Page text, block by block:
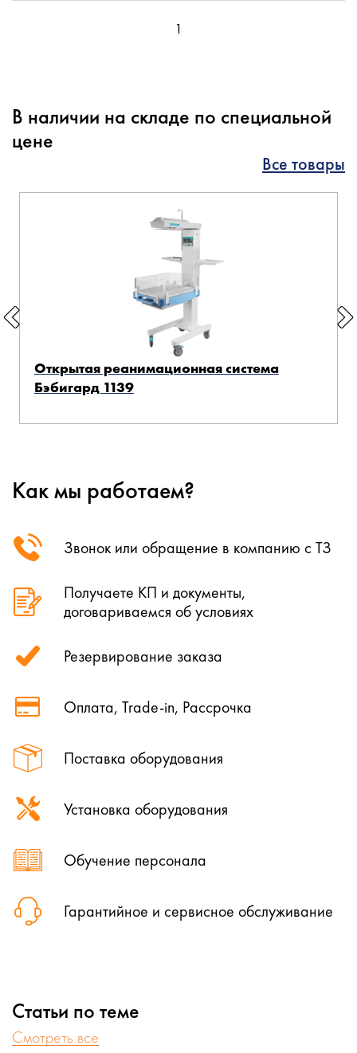
1
В наличии на складе по специальной
цене
Все товары
Открытая реанимационная система
Бэбигард 1139
Как мы работаем?
Звонок или обращение в компанию с ТЗ
Поставка оборудования
Получаете КП и документы,
договариваемся об условиях
Установка оборудования
Резервирование заказа
Обучение персонала
Оплата, Trade-in, Рассрочка
Гарантийное и сервисное обслуживание
Статьи по теме
Cмотреть все